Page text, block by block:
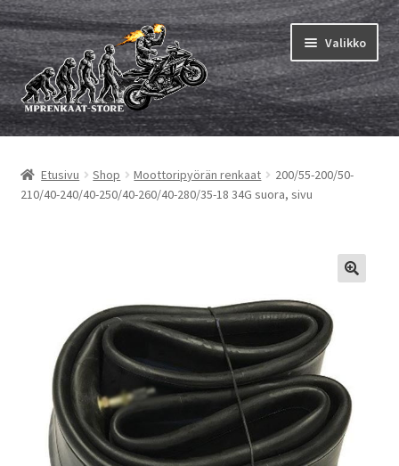
Siirry
navigointiin
Siirry
sisältöön
Valikko
MP renkaat
tason
Sisärenkaat ja nauhat
tason
Etusivu Shop Moottoripyörän renkaat
200/55-200/50-
210/40-240/40-250/40-260/40-280/35-18 34G suora, sivu